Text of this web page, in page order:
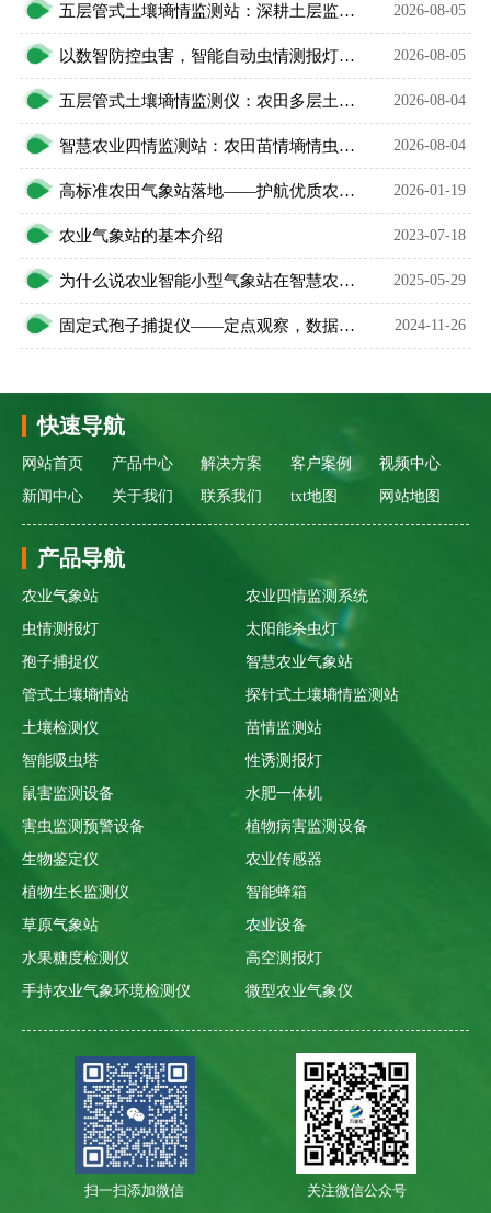
五层管式土壤墒情监测站：深耕土层监测，看透土壤水情 2026-08-05
以数智防控虫害，智能自动虫情测报灯精准预判农林虫情 2026-08-05
五层管式土壤墒情监测仪：农田多层土壤水分智能监测设备 2026-08-04
智慧农业四情监测站：农田苗情墒情虫情灾情一体化监测设备 2026-08-04
高标准农田气象站落地——护航优质农业生产 2026-01-19
农业气象站的基本介绍 2023-07-18
为什么说农业智能小型气象站在智慧农业发展中必不可少？ 2025-05-29
固定式孢子捕捉仪——定点观察，数据说话 2024-11-26
快速导航
网站首页 产品中心 解决方案 客户案例
视频中心
新闻中心
关于我们 联系我们 txt地图 网站地图
产品导航
农业气象站
农业四情监测系统
虫情测报灯
太阳能杀虫灯
孢子捕捉仪
智慧农业气象站
管式土壤墒情站
探针式土壤墒情监测站
土壤检测仪
苗情监测站
智能吸虫塔
性诱测报灯
鼠害监测设备
水肥一体机
害虫监测预警设备
植物病害监测设备
生物鉴定仪
农业传感器
植物生长监测仪
智能蜂箱
草原气象站
农业设备
水果糖度检测仪
高空测报灯
手持农业气象环境检测仪
微型农业气象仪
扫一扫添加微信 关注微信公众号